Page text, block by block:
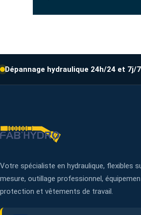
Dépannage hydraulique 24h/24 et 7j/7
Votre spécialiste en hydraulique, flexibles
mesure, outillage professionnel,
protection et vêtements de travail.